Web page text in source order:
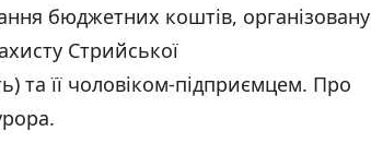
бюджетних коштів, організовану
Стрийської
та її чоловіком-підприємцем. Про